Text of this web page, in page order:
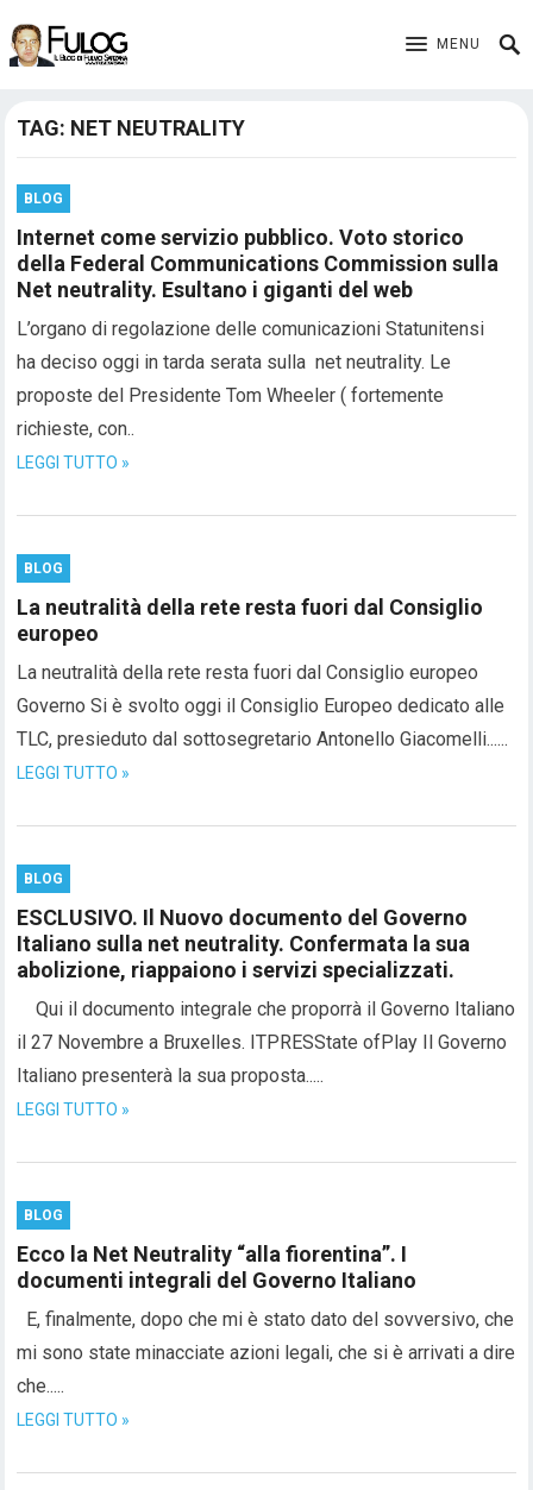
MENU
TAG: NET NEUTRALITY
BLOG
Internet come servizio pubblico. Voto storico
della Federal Communications Commission sulla
Net neutrality. Esultano i giganti del web
L’organo di regolazione delle comunicazioni Statunitensi
ha deciso oggi in tarda serata sulla net neutrality. Le
proposte del Presidente Tom Wheeler ( fortemente
richieste, con..
LEGGI TUTTO »
BLOG
La neutralità della rete resta fuori dal Consiglio
europeo
La neutralità della rete resta fuori dal Consiglio europeo
Governo Si è svolto oggi il Consiglio Europeo dedicato alle
TLC, presieduto dal sottosegretario Antonello Giacomelli......
LEGGI TUTTO »
BLOG
ESCLUSIVO. Il Nuovo documento del Governo
Italiano sulla net neutrality. Confermata la sua
abolizione, riappaiono i servizi specializzati.
Qui il documento integrale che proporrà il Governo Italiano
il 27 Novembre a Bruxelles. ITPRESState ofPlay Il Governo
Italiano presenterà la sua proposta.....
LEGGI TUTTO »
BLOG
Ecco la Net Neutrality “alla fiorentina”. I
documenti integrali del Governo Italiano
E, finalmente, dopo che mi è stato dato del sovversivo, che
mi sono state minacciate azioni legali, che si è arrivati a dire
che.....
LEGGI TUTTO »